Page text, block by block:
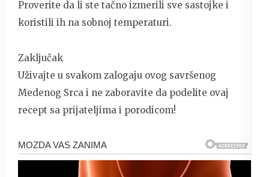
Proverite da li ste tačno izmerili sve sastojke i
koristili ih na sobnoj temperaturi.
Zaključak
Uživajte u svakom zalogaju ovog savršenog
Medenog Srca i ne zaboravite da podelite ovaj
recept sa prijateljima i porodicom!